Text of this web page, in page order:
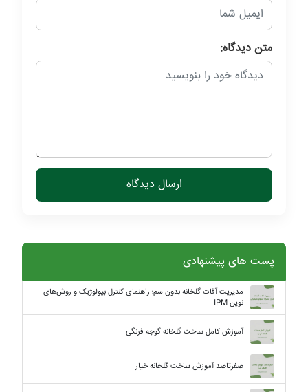
متن دیدگاه:
ارسال دیدگاه
پست های پیشنهادی
مدیریت آفات گلخانه بدون سم؛ راهنمای کنترل بیولوژیک و روش‌های
نوین IPM
آموزش کامل ساخت گلخانه گوجه فرنگی
صفرتاصد آموزش ساخت گلخانه خیار